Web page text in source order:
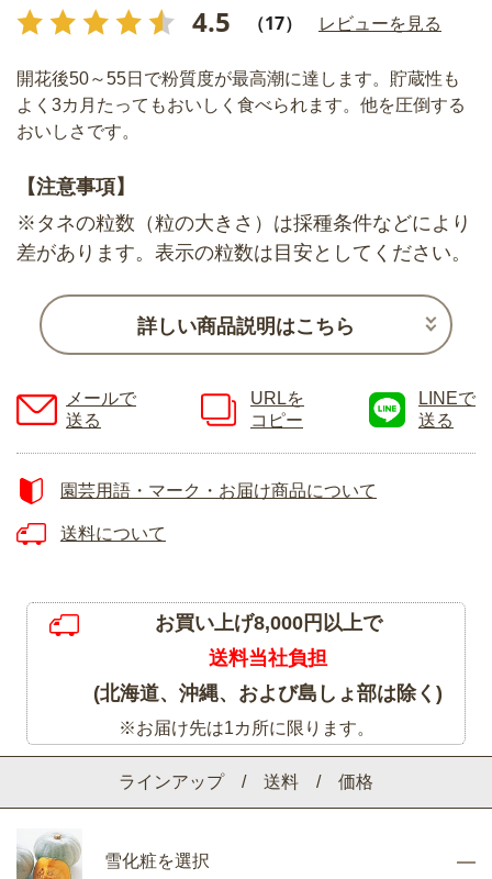
4.5 （17） レビューを見る
ラインアップ / 送料 / 価格
雪化粧を選択
開花後50～55日で粉質度が最高潮に達します。貯蔵性も
よく3カ月たってもおいしく食べられます。他を圧倒する
おいしさです。
【注意事項】
※タネの粒数（粒の大きさ）は採種条件などにより
差があります。表示の粒数は目安としてください。
詳しい商品説明はこちら
メールで
送る
URLを
コピー
LINEで
送る
園芸用語・マーク・お届け商品について
送料について
お買い上げ8,000円以上で
送料当社負担
(北海道、沖縄、および島しょ部は除く)
※お届け先は1カ所に限ります。